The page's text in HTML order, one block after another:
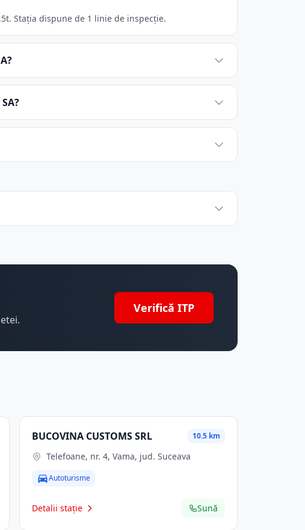
Stația dispune de 1 linie de inspecție.
Verifică ITP
BUCOVINA CUSTOMS SRL 10.5 km
Telefoane, nr. 4, Vama, jud. Suceava
Autoturisme
Detalii stație Sună